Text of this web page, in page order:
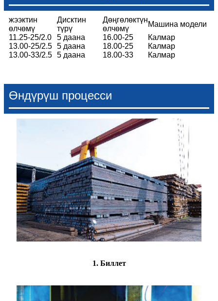
жээктин
өлчөмү
Дисктин
түрү
Дөңгөлөктүн
өлчөмү
Машина модели
11.25-25/2.0
5 даана 16.00-25
Калмар
13.00-25/2.5 5 даана 18.00-25
Калмар
13.00-33/2.5 5 даана 18.00-33 Калмар
Өндүрүш процесси
1. Биллет